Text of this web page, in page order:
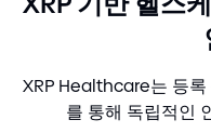
XRP Healthcare는 등
를 통해 독립적인